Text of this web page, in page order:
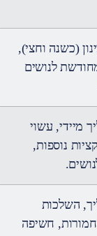
(כשנה וחצי),
לנושים
מיידי, עשוי
נוספות,
השלכות
חמורות, חשיפה